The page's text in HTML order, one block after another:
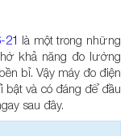
21 là một trong những
khả năng đo lường
bỉ. Vậy máy đo điện
bật và có đáng để đầu
sau đây.